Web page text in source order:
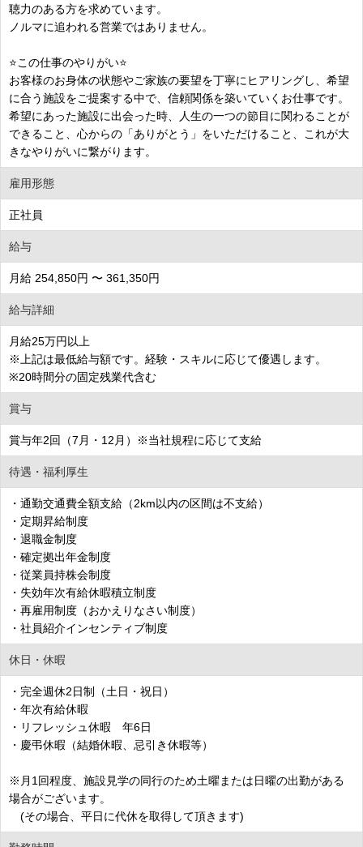
聴力のある方を求めています。
ノルマに追われる営業ではありません。
⭐この仕事のやりがい⭐
お客様のお身体の状態やご家族の要望を丁寧にヒアリングし、希望
に合う施設をご提案する中で、信頼関係を築いていくお仕事です。
希望にあった施設に出会った時、人生の一つの節目に関わることが
できること、心からの「ありがとう」をいただけること、これが大
きなやりがいに繋がります。
雇用形態
正社員
給与
月給 254,850円 〜 361,350円
給与詳細
月給25万円以上
※上記は最低給与額です。経験・スキルに応じて優遇します。
※20時間分の固定残業代含む
賞与
賞与年2回（7月・12月）※当社規程に応じて支給
待遇・福利厚生
・通勤交通費全額支給（2km以内の区間は不支給）
・定期昇給制度
・退職金制度
・確定拠出年金制度
・従業員持株会制度
・失効年次有給休暇積立制度
・再雇用制度（おかえりなさい制度）
・社員紹介インセンティブ制度
休日・休暇
・完全週休2日制（土日・祝日）
・年次有給休暇
・リフレッシュ休暇 年6日
・慶弔休暇（結婚休暇、忌引き休暇等）
※月1回程度、施設見学の同行のため土曜または日曜の出勤がある
場合がございます。
(その場合、平日に代休を取得して頂きます)